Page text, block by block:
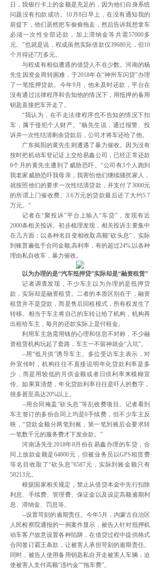
日，我银行卡上的金额是充足的，因为他们自身系统
问题没有扣款成功。10月8日早上，在没有通知我的
前提下，他们居然把车偷偷拖走，然后告诉我想拿车
必须一次性全部还款，加上滞纳金等共需57000多
元。”也就是说，程成虽然实际借款仅39680元，但10
个月得还7万多元。
与程成有相似遭遇的借贷人不在少数。河南的杨
先生因资金周转困难，于2018年在“神州车闪贷”办理
了一笔抵押贷款。今年9月，他未及时还款，平台在
没有通过法律程序和告知他的情况下，用抵押的备用
钥匙直接把车开走了。
“我认为，在不走法律程序也不告知的情况下扣
车，属于侵犯个人财产。”杨先生说，通过报警、投
诉并一次性结清剩余贷款后，公司才将车还给了他。
广东揭阳的黄先生则遭遇了暴力催收。因为没有
按时把机动车登记证上交给易鑫公司，已经正常还款
6个月的黄先生遭到了威胁恐吓。“公司有3个人跑到
我老家威胁恐吓我母亲，我害怕他们继续骚扰家人，
就按照他们的要求一次性结清贷款，并支付了3000元
的所谓上门催收费。3.6万元的贷款最后还了大约5.7
万元。”
记者在“聚投诉”平台上输入“车贷”，发现有近
2000条相关投诉。初步梳理发现，相关投诉主要集中
在几方面：以各种名目变相收取高额“砍头息”，实际
到账普遍低于合同金额;高利率，有的超过24%;以各种
理由私自收车，暴力催收。
以为办理的是“汽车抵押贷”实际却是“融资租赁”
记者调查发现，不少车主以为办理的是抵押贷
款，实际却是融资租赁。二者的本质区别在于，融资
租赁并不是贷款，而是售后回租模式，所有权发生了
转移。相当于车主将自己的车转让给了机构，机构再
出租给车主，每月的还款实际上是付租金。
利用车主急需用钱的心理和信息不对称，不少融
资租赁机构玩起了套路，车主一不留神就会“入坑”。
--用“低月供”诱导车主。多位受访车主表示，对
外宣传时，机构往往不直接说明年化贷款利率是多
少，而是用较低的月供金额或者日供利率来模糊宣
传。如果算清楚，年化贷款利率往往是吓人的数字，
很多甚至高达20%以上。
--用合同掩盖“砍头息”等乱收费项目。记者看到
车主签订的多份合同上均是0手续费，但不少车主反
映，“贷款金额分两笔到账，第一笔到账后会要求转
一笔数千元的服务费才下发余款。”
河南汤先生2018年8月份在易鑫办理的车贷，合
同上放款金额是64800元，但被业务员以GPS租赁费
等名目收取了“砍头息”6587元，实际到账金额只有
58213元。
根据国家相关规定，禁止从借贷本金中先行扣除
利息、手续费、管理费、保证金以及设定高额逾期利
息、滞纳金、罚息等。
--设置苛刻的逾期责任。今年5月，内蒙古自治区
人民检察院通报的一例案件显示，被告人针对抵押机
动车客户故意设置各种陷阱，在借贷过程中提供格式
合同签订霸王条款，让被害人承担苛刻的逾期责任。
同时，被告人使用备用钥匙私自开走被害人车辆，迫
使被害人支付高额“违约金”“拖车费”。